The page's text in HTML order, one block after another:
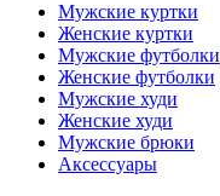
Мужские куртки
Женские куртки
Мужские футболки
Женские футболки
Мужские худи
Женские худи
Мужские брюки
Аксессуары